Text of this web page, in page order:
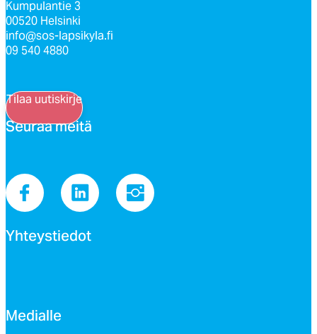
Kumpulantie 3
00520 Helsinki
info@sos-lapsikyla.fi
09 540 4880
Tilaa uutiskirje
Seu­raa mei­tä
Yh­teys­tie­dot
Me­dial­le